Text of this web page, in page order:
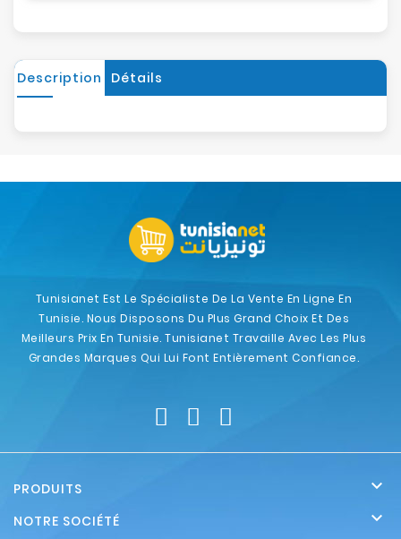
Description Détails
Tunisianet Est Le Spécialiste De La Vente En Ligne En
Tunisie. Nous Disposons Du Plus Grand Choix Et Des
Meilleurs Prix En Tunisie. Tunisianet Travaille Avec Les Plus
Grandes Marques Qui Lui Font Entièrement Confiance.
PRODUITS 
NOTRE SOCIÉTÉ 